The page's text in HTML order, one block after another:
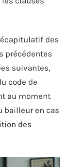
des
précédentes
suivantes,
code de
au moment
bailleur en cas
des